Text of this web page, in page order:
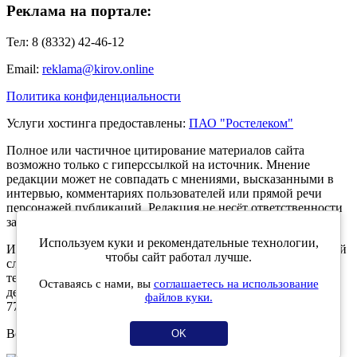
Реклама на портале:
Тел: 8 (8332) 42-46-12
Email: reklama@kirov.online
Политика конфиденциальности
Услуги хостинга предоставлены: ПАО "Ростелеком"
Полное или частичное цитирование материалов сайта
возможно только с гиперссылкой на источник. Мнение
редакции может не совпадать с мнениями, высказанными в
интервью, комментариях пользователей или прямой речи
персонажей публикаций. Редакция не несёт ответственности
за текст комментариев читателей.
Интернет-портал Kirov.online зарегистрирован в Федеральной
службе по надзору в сфере связи, информационных
технологий и массовых коммуникаций (Роскомнадзор) 5
декабря 2019 года. Регистрационный номер ЭЛ № ФС 77 -
77189.
Возрастное ограничение 12+
Используем куки и рекомендательные технологии,
чтобы сайт работал лучше.
Оставаясь с нами, вы соглашаетесь на использование
файлов куки.
OK